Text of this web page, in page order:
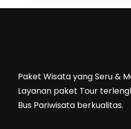
Paket Wisata yang Seru &
Layanan paket Tour
Bus Pariwisata berkualitas.